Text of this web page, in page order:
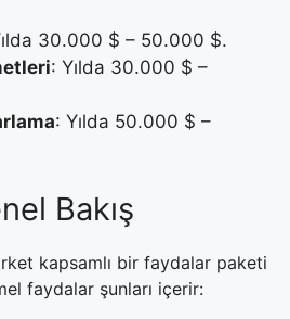
30.000 $ – 50.000 $.
: Yılda 30.000 $ –
: Yılda 50.000 $ –
Bakış
kapsamlı bir faydalar paketi
faydalar şunları içerir: